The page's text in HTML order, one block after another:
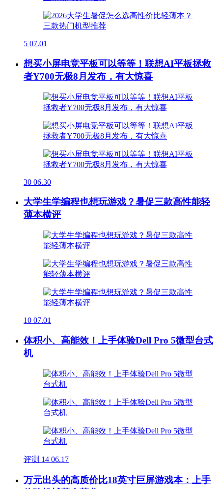
5 07.01
想买小屏电竞平板可以等等！联想AI平板拯救
者Y700无极8月发布，有大惊喜
30 06.30
大学生学编程也想玩游戏？暑促三款高性能轻
薄本横评
10 07.01
体积小、高能效！上手体验Dell Pro 5微型台式
机
评测 14 06.17
万元出头的高质价比18英寸巨屏游戏本：上手